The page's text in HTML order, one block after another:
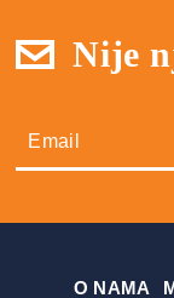
Nije
О NAMA